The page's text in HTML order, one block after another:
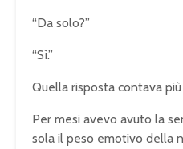
“Da solo?”
“Sì.”
Quella risposta contava
Per mesi avevo avuto la
sola il peso emotivo della